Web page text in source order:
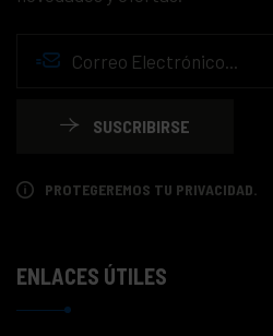
SUSCRIBIRSE
PROTEGEREMOS TU PRIVACIDAD.
ENLACES ÚTILES